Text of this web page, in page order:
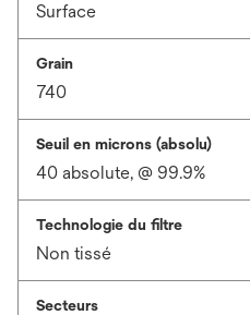
Surface
Grain
740
Seuil en microns (absolu)
40 absolute, @ 99.9%
Technologie du filtre
Non tissé
Secteurs